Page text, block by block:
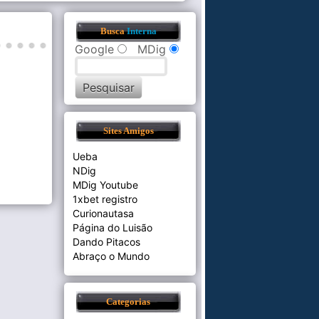
BuscaInterna
Google MDig
Sites Amigos
Ueba
NDig
MDig Youtube
1xbet registro
Curionautasa
Página do Luisão
Dando Pitacos
Abraço o Mundo
Categorias